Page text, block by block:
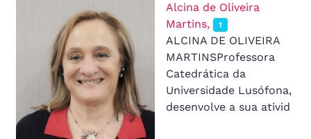
Alcina de Oliveira
Martins,
1
ALCINA DE OLIVEIRA
MARTINSProfessora
Catedrática da
Universidade Lusófona,
desenvolve a sua ativid